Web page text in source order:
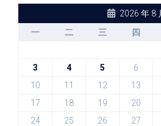
2026 年 8
一
二 三 四
3
4 5 6
10
11 12 13
17
18 19 20
24
25 26 27